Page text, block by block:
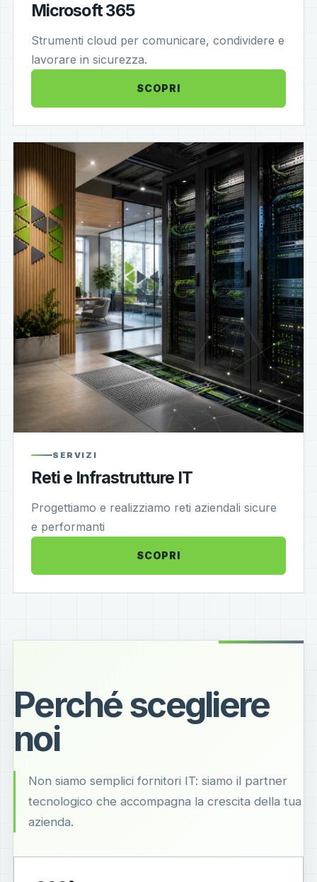
Microsoft 365
Strumenti cloud per comunicare, condividere e
lavorare in sicurezza.
SCOPRI
SERVIZI
Reti e Infrastrutture IT
Progettiamo e realizziamo reti aziendali sicure
e performanti
SCOPRI
Perché scegliere
noi
Non siamo semplici fornitori IT: siamo il partner
tecnologico che accompagna la crescita della tua
azienda.